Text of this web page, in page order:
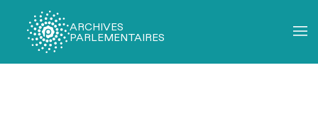
ARCHIVES
PARLEMENTAIRES